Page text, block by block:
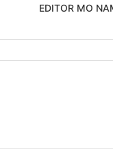
EDITOR MO